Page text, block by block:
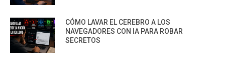
CÓMO LAVAR EL CEREBRO A LOS
NAVEGADORES CON IA PARA ROBAR
SECRETOS